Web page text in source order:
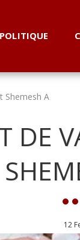
POLITIQUE
Shemesh A
DE
12